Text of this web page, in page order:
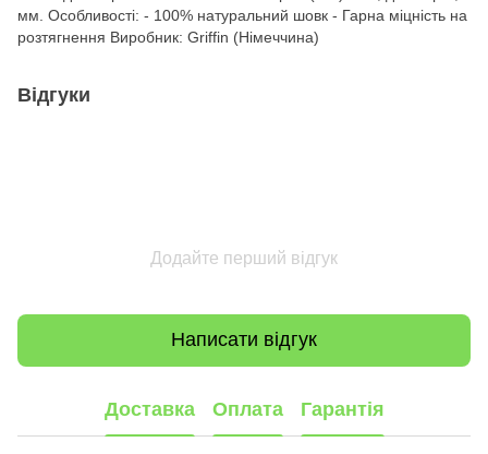
мм. Особливості: - 100% натуральний шовк - Гарна міцність на
розтягнення Виробник: Griffin (Німеччина)
Відгуки
Додайте перший відгук
Написати відгук
Доставка Оплата Гарантія